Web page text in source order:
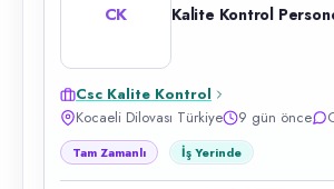
CK Kalite Kontrol
Csc Kalite Kontrol
Kocaeli Dilovası Türkiye
9 gün önce
Tam Zamanlı İş Yerinde